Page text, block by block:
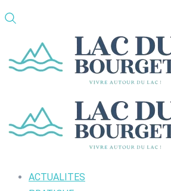
ACTUALITES